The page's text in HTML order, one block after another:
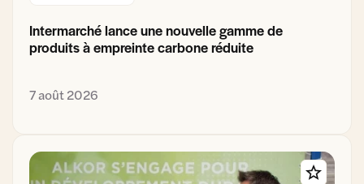
Intermarché lance une nouvelle gamme de
produits à empreinte carbone réduite
7 août 2026